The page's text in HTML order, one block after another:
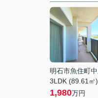
明石市魚住町
3LDK (89.61㎡)
1,980万円